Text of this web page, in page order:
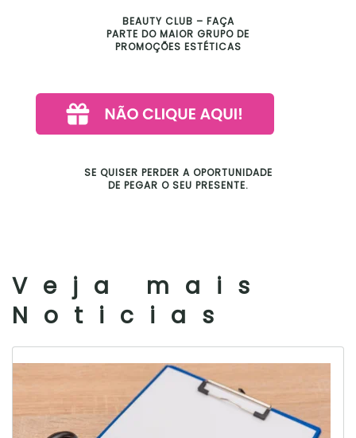
BEAUTY CLUB – FAÇA
PARTE DO MAIOR GRUPO DE
PROMOÇÕES ESTÉTICAS
SE QUISER PERDER A OPORTUNIDADE
DE PEGAR O SEU PRESENTE.
Veja mais
Noticias